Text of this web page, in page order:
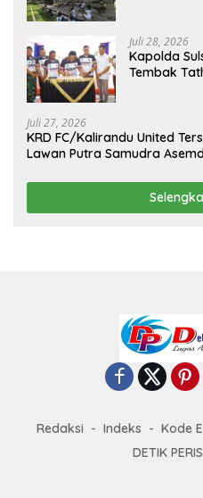
Juli 28, 2026
Kapolda
Tembak
Juli 27, 2026
KRD FC/Kalirandu United
Lawan Putra Samudra
Redaksi Indeks Kode
DETIK